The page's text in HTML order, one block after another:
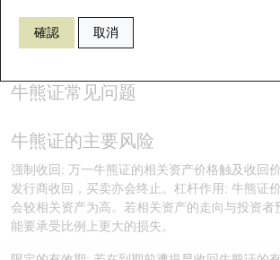
確認 取消
牛熊证常见问题
牛熊证的主要风险
强制收回: 万一牛熊证的相关资产价格触及收回
发行商收回，买卖亦会终止。杠杆作用: 牛熊证
会较相关资产为高。若相关资产的走向与投资者
能要承受比例上更大的损失。
认股证到期结算价查找
认股证分析仪
引伸波幅比较图
认股证/牛熊证日志
正股牛熊证列表
新发行瑞银牛熊证
即将到期牛熊证
牛熊证到期结算价查找
资金流
街货统计
国指成份股
科指成份股
业绩及经济日历
中资ETFs溢价比较
认股证投资者教育
牛熊证投资者教育